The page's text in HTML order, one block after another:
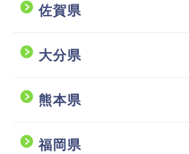
佐賀県
大分県
熊本県
福岡県